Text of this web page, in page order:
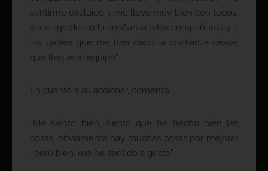
sentirme excluido y me llevo muy bien con todos,
y les agradezco la confianza a los compañeros y a
los profes que me han dado la confianza desde
que llegue al equipo”.
En cuanto a su accionar, comentó:
“Me siento bien, siento que he hecho bien las
cosas, obviamente hay muchas cosas por mejorar
, pero bien, me he sentido a gusto”.